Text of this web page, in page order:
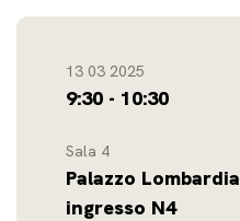
13 03 2025
9:30 - 10:30
Sala 4
Palazzo Lombardia
ingresso N4